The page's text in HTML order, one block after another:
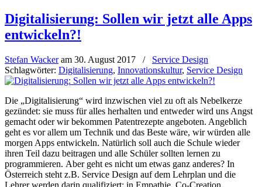
Digitalisierung: Sollen wir jetzt alle Apps
entwickeln?!
Stefan Wackeram 30. August 2017 /
Service Design
Schlagwörter: Digitalisierung, Innovationskultur, Service Design
Die „Digitalisierung“ wird inzwischen viel zu oft als Nebelkerze
gezündet: sie muss für alles herhalten und entweder wird uns Angst
gemacht oder wir bekommen Patentrezepte angeboten. Angeblich
geht es vor allem um Technik und das Beste wäre, wir würden alle
morgen Apps entwickeln. Natürlich soll auch die Schule wieder
ihren Teil dazu beitragen und alle Schüler sollten lernen zu
programmieren. Aber geht es nicht um etwas ganz anderes? In
Österreich steht z.B. Service Design auf dem Lehrplan und die